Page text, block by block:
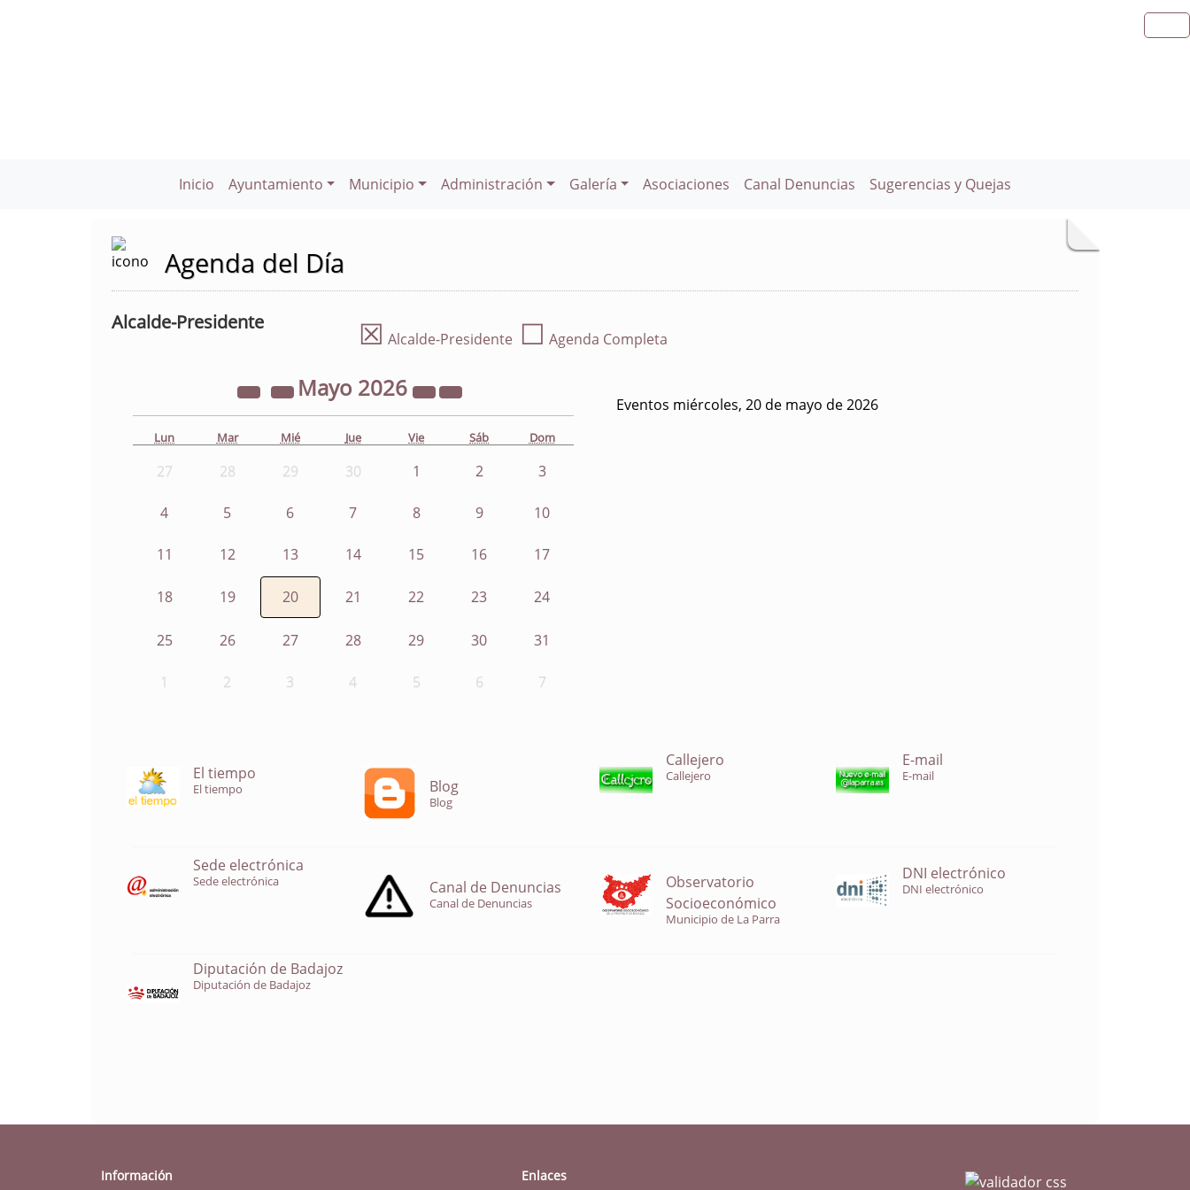
Inicio Ayuntamiento Municipio Administración Galería Asociaciones Canal Denuncias Sugerencias y Quejas
Agenda del Día
Alcalde-Presidente ☒ Alcalde-Presidente ☐ Agenda Completa
Mayo 2026
Lun Mar Mié Jue Vie Sáb Dom
27 28 29 30 1 2 3
4 5 6 7 8 9 10
11 12 13 14 15 16 17
18 19 20 21 22 23 24
25 26 27 28 29 30 31
1 2 3 4 5 6 7
Eventos miércoles, 20 de mayo de 2026
El tiempo
El tiempo Blog
Blog
Callejero
Callejero
E-mail
E-mail
Sede electrónica
Sede electrónica Canal de Denuncias
Canal de Denuncias
Observatorio
Socioeconómico
Municipio de La Parra
DNI electrónico
DNI electrónico
Diputación de Badajoz
Diputación de Badajoz
Información Enlaces